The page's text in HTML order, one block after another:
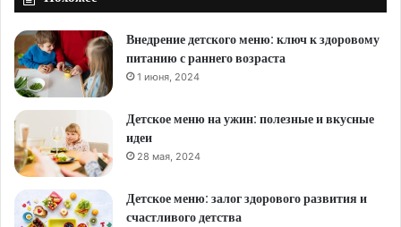
Внедрение детского меню: ключ к здоровому
питанию с раннего возраста
1 июня, 2024
Детское меню на ужин: полезные и вкусные
идеи
28 мая, 2024
Детское меню: залог здорового развития и
счастливого детства